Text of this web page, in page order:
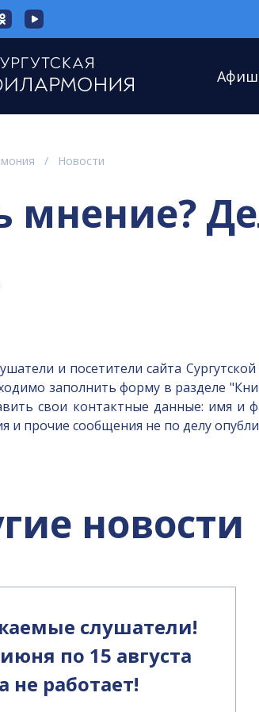
/ Новости
мнение?
и посетители сайта
заполнить форму в разделе
свои контактные данные: имя и
и прочие сообщения не по делу
новости
слушатели!
по 15 августа
не работает!